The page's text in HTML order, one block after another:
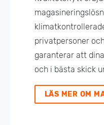
privatpersoner
garanterar att
och i bästa skick
LÄS MER OM